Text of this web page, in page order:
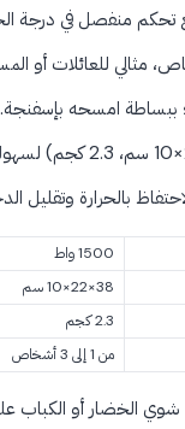
منفصل في درجة
مثالي للعائلات أو
ببساطة امسحه بإسفنجة.
بالحرارة وتقليل
1500 واط
38×22×10 سم
2.3 كجم
من 1 إلى 3 أشخاص
شوي الخضار أو الكباب